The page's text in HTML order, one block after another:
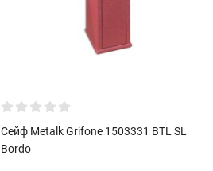
Сейф Metalk Grifone 1503331 BTL SL
Bordo